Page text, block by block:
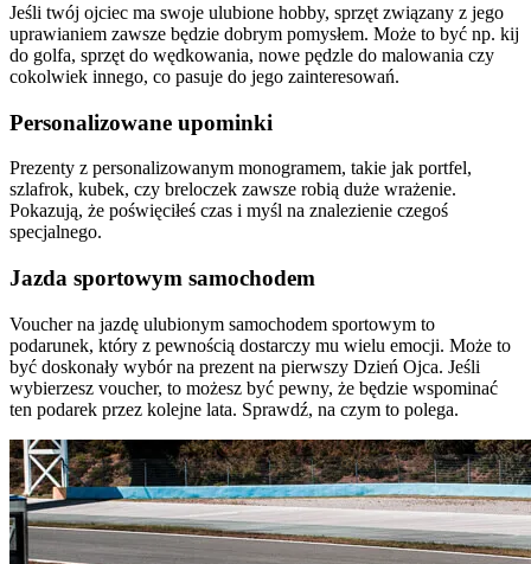
Jeśli twój ojciec ma swoje ulubione hobby, sprzęt związany z jego
uprawianiem zawsze będzie dobrym pomysłem. Może to być np. kij
do golfa, sprzęt do wędkowania, nowe pędzle do malowania czy
cokolwiek innego, co pasuje do jego zainteresowań.
Personalizowane upominki
Prezenty z personalizowanym monogramem, takie jak portfel,
szlafrok, kubek, czy breloczek zawsze robią duże wrażenie.
Pokazują, że poświęciłeś czas i myśl na znalezienie czegoś
specjalnego.
Jazda sportowym samochodem
Voucher na jazdę ulubionym samochodem sportowym to
podarunek, który z pewnością dostarczy mu wielu emocji. Może to
być doskonały wybór na prezent na pierwszy Dzień Ojca. Jeśli
wybierzesz voucher, to możesz być pewny, że będzie wspominać
ten podarek przez kolejne lata. Sprawdź, na czym to polega.